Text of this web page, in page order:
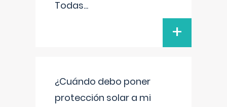
Todas...
+
¿Cuándo debo poner
protección solar a mi